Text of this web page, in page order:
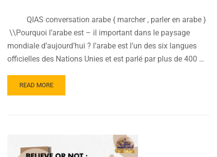
QIAS conversation arabe { marcher , parler en arabe }
\\Pourquoi l’arabe est – il important dans le paysage
mondiale d’aujourd’hui ? l’arabe est l’un des six langues
officielles des Nations Unies et est parlé par plus de 400 …
READ
MORE
MARCHER
READ MORE